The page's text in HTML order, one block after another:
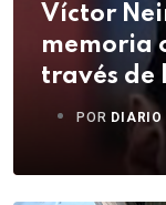
Víctor
memoria
través
POR